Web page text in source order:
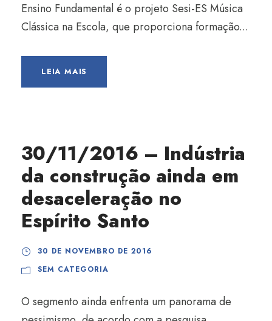
Ensino Fundamental é o projeto Sesi-ES Música
Clássica na Escola, que proporciona formação...
LEIA MAIS
30/11/2016 – Indústria
da construção ainda em
desaceleração no
Espírito Santo
30 DE NOVEMBRO DE 2016
SEM CATEGORIA
O segmento ainda enfrenta um panorama de